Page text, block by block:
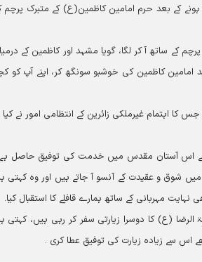
کے بعد حرم امامین کاظمین(ع) کے متبرک پرچم
آ کر لگا، گویا مشہد اور کاظمین کے
امامین کاظمین کی خوشبو سونگھ کر، اپنے آپ کو
اہتمام غیرملکی زائرین کے انتظامی امور نے کیا
سے اس آستان مقدس میں خدمت کی توفیق حاصل
میں شوق و عقیدت کے آنسو آ جاتے ہیں اور وہ کہتی
مہربانی کے ساتھ ہمارے قافلے کا استقبال کیا۔
(ع) کا دوسرا زیارتی سفر کر رہی ہیں،
اس سے زیادہ زیارت کی توفیق عطا کری ۔